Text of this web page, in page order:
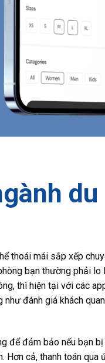
thoái mái sắp xếp
bạn thường phải lo
thì hiện tại với các
đánh giá khách
để đảm bảo nếu bạn
cả, thanh toán qua